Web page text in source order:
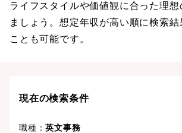
ライフスタイルや価値観に合った理想
ましょう。想定年収が高い順に検索結
ことも可能です。
現在の検索条件
職種：英文事務